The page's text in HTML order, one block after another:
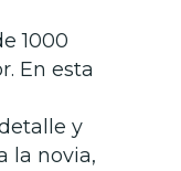
1000
En esta
y
la novia,